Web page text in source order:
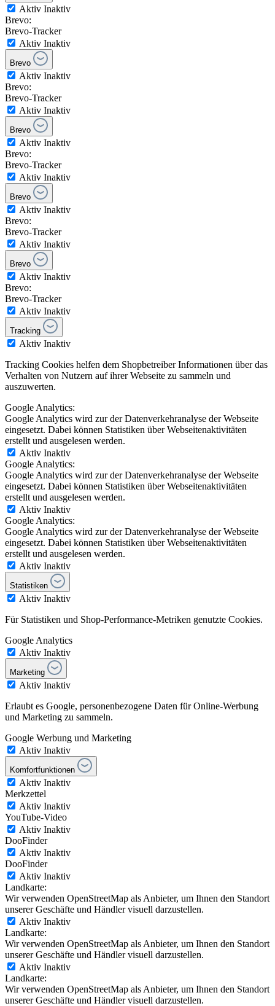
Aktiv Inaktiv
Brevo:
Brevo-Tracker
Aktiv Inaktiv
Brevo
Aktiv Inaktiv
Brevo:
Brevo-Tracker
Aktiv Inaktiv
Brevo
Aktiv Inaktiv
Brevo:
Brevo-Tracker
Aktiv Inaktiv
Brevo
Aktiv Inaktiv
Brevo:
Brevo-Tracker
Aktiv Inaktiv
Brevo
Aktiv Inaktiv
Brevo:
Brevo-Tracker
Aktiv Inaktiv
Tracking
Aktiv Inaktiv
Tracking Cookies helfen dem Shopbetreiber Informationen über das
Verhalten von Nutzern auf ihrer Webseite zu sammeln und
auszuwerten.
Google Analytics:
Google Analytics wird zur der Datenverkehranalyse der Webseite
eingesetzt. Dabei können Statistiken über Webseitenaktivitäten
erstellt und ausgelesen werden.
Aktiv Inaktiv
Google Analytics:
Google Analytics wird zur der Datenverkehranalyse der Webseite
eingesetzt. Dabei können Statistiken über Webseitenaktivitäten
erstellt und ausgelesen werden.
Aktiv Inaktiv
Google Analytics:
Google Analytics wird zur der Datenverkehranalyse der Webseite
eingesetzt. Dabei können Statistiken über Webseitenaktivitäten
erstellt und ausgelesen werden.
Aktiv Inaktiv
Statistiken
Aktiv Inaktiv
Für Statistiken und Shop-Performance-Metriken genutzte Cookies.
Google Analytics
Aktiv Inaktiv
Marketing
Aktiv Inaktiv
Erlaubt es Google, personenbezogene Daten für Online-Werbung
und Marketing zu sammeln.
Google Werbung und Marketing
Aktiv Inaktiv
Komfortfunktionen
Aktiv Inaktiv
Merkzettel
Aktiv Inaktiv
YouTube-Video
Aktiv Inaktiv
DooFinder
Aktiv Inaktiv
DooFinder
Aktiv Inaktiv
Landkarte:
Wir verwenden OpenStreetMap als Anbieter, um Ihnen den Standort
unserer Geschäfte und Händler visuell darzustellen.
Aktiv Inaktiv
Landkarte:
Wir verwenden OpenStreetMap als Anbieter, um Ihnen den Standort
unserer Geschäfte und Händler visuell darzustellen.
Aktiv Inaktiv
Landkarte:
Wir verwenden OpenStreetMap als Anbieter, um Ihnen den Standort
unserer Geschäfte und Händler visuell darzustellen.